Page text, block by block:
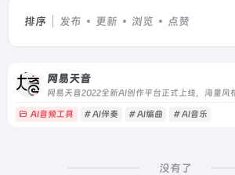
排序 发布 更新 浏览 点赞
网易天音
AI音频工具 # AI伴奏 # AI编曲 # AI音乐
没有了